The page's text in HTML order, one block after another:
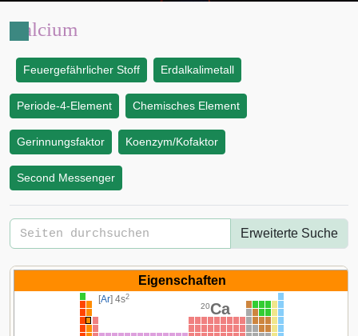
Calcium
Feuergefährlicher Stoff Erdalkalimetall
Periode-4-Element Chemisches Element
Gerinnungsfaktor Koenzym/Kofaktor
Second Messenger
Erweiterte Suche
Eigenschaften
[Ar] 4s2
20Ca